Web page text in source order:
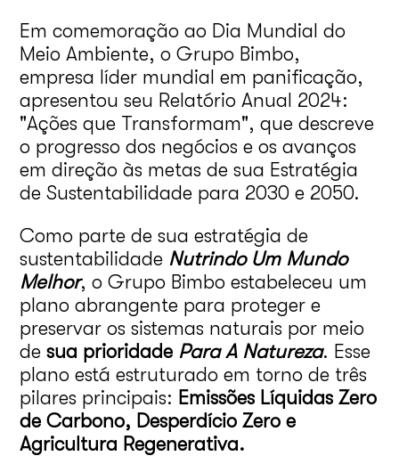
Em comemoração ao Dia Mundial do
Meio Ambiente, o Grupo Bimbo,
empresa líder mundial em panificação,
apresentou seu Relatório Anual 2024:
"Ações que Transformam", que descreve
o progresso dos negócios e os avanços
em direção às metas de sua Estratégia
de Sustentabilidade para 2030 e 2050.
Como parte de sua estratégia de
sustentabilidade Nutrindo Um Mundo
Melhor, o Grupo Bimbo estabeleceu um
plano abrangente para proteger e
preservar os sistemas naturais por meio
desua prioridade Para A Natureza. Esse
plano está estruturado em torno de três
pilares principais: Emissões Líquidas Zero
de Carbono, Desperdício Zero e
Agricultura Regenerativa.